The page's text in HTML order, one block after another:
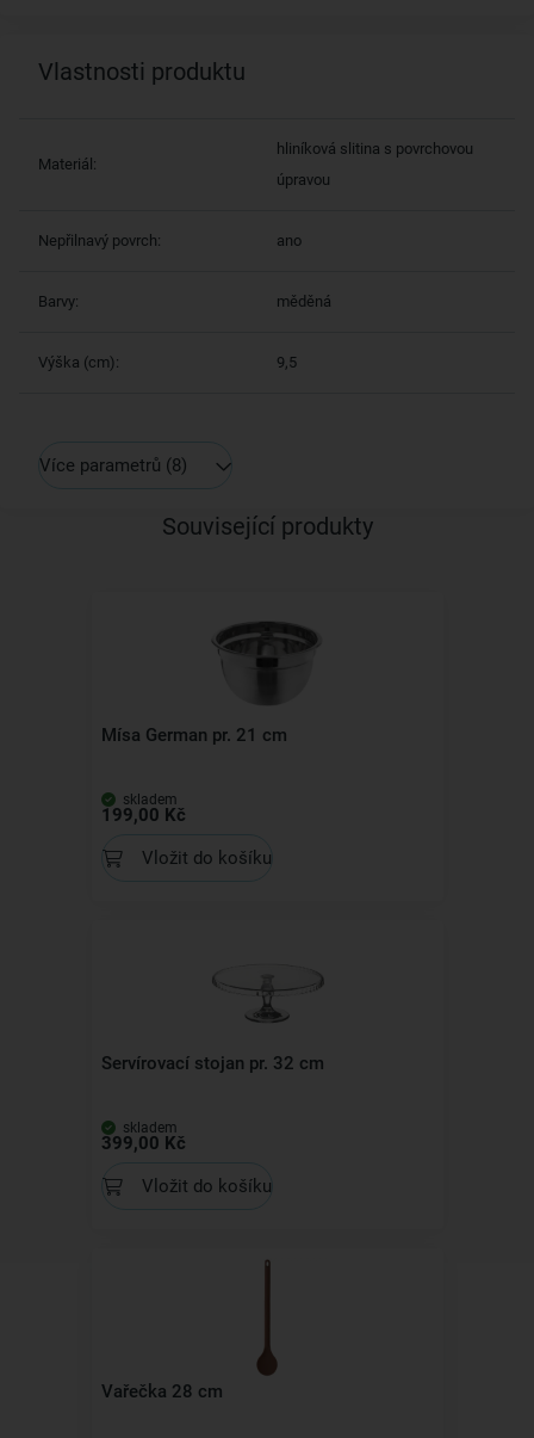
Vlastnosti produktu
Materiál:
hliníková slitina s povrchovou
úpravou
Nepřilnavý povrch: ano
Barvy: měděná
Výška (cm): 9,5
Více parametrů (8)
Související produkty
Mísa German pr. 21 cm
skladem
199,00 Kč
Vložit do košíku
Servírovací stojan pr. 32 cm
skladem
399,00 Kč
Vložit do košíku
Vařečka 28 cm